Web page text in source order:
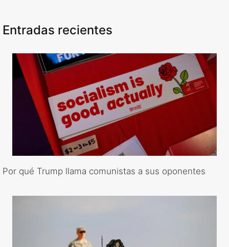
Entradas recientes
Por qué Trump llama comunistas a sus oponentes